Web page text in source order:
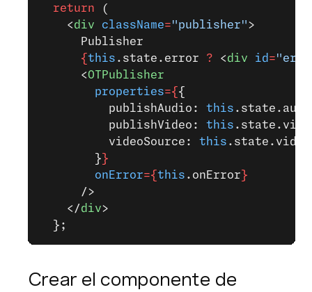
  return
(
    <
div className="publisher">
      Publisher
      {
this .state.error ? <div id =
      <
OTPublisher
        properties
={ {
          publishAudio:
this
          publishVideo:
this
          videoSource:
this
        }
}
        onError
={ this .onError }
      />
    </
div>
  };
Crear el componente de